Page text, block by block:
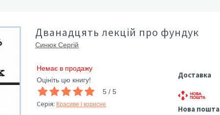
Дванадцять лекцій про фундук
Синюк Сергій
Немає в продажу
Оцініть цю книгу!
5 / 5
Серія: Красиве і корисне
Доставка
Нова пошта